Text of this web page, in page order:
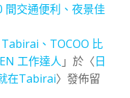
間交通便利、夜景佳
、TOCOO 比
工作達人 」於〈日
在Tabirai〉發佈留